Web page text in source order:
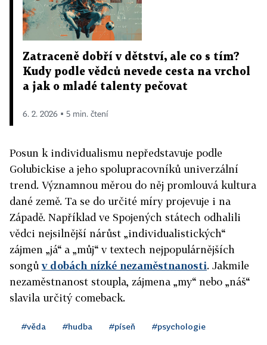
Zatraceně dobří v dětství, ale co s tím?
Kudy podle vědců nevede cesta na vrchol
a jak o mladé talenty pečovat
6. 2. 2026 ▪ 5 min. čtení
Posun k individualismu nepředstavuje podle
Golubickise a jeho spolupracovníků univerzální
trend. Významnou měrou do něj promlouvá kultura
dané země. Ta se do určité míry projevuje i na
Západě. Například ve Spojených státech odhalili
vědci nejsilnější nárůst „individualistických“
zájmen „já“ a „můj“ v textech nejpopulárnějších
songův dobách nízké nezaměstnanosti. Jakmile
nezaměstnanost stoupla, zájmena „my“ nebo „náš“
slavila určitý comeback.
#věda #hudba #píseň #psychologie